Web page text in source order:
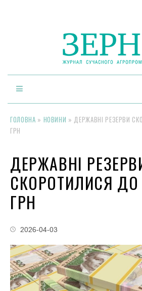
ГОЛОВНА » НОВИНИ » ДЕРЖАВНІ РЕЗЕРВИ
ГРН
ДЕРЖАВНІ
СКОРОТИЛИСЯ
ГРН
2026-04-03